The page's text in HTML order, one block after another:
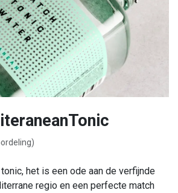
het is een ode aan de verfijnde
regio en een perfecte match